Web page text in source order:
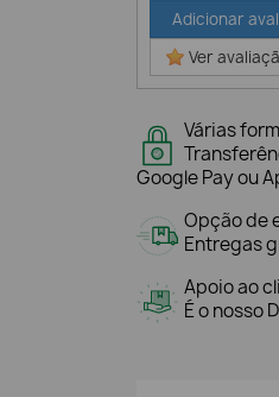
Adicionar
Ver
Várias
Google Pay ou
Opção de
Entregas
Apoio ao
É o nosso